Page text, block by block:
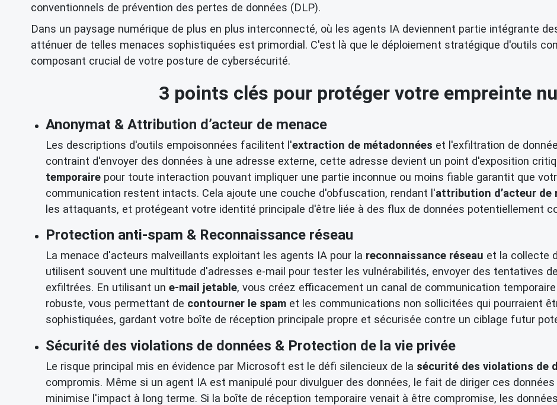
conventionnels de prévention des pertes de données (DLP).
Dans un paysage numérique de plus en plus interconnecté, où les agents IA deviennent partie intégrante
atténuer de telles menaces sophistiquées est primordial. C'est là que le déploiement stratégique d'outils
composant crucial de votre posture de cybersécurité.
3 points clés pour protéger votre empreinte
Anonymat & Attribution d’acteur de menace
Les descriptions d'outils empoisonnées facilitent l'extraction de métadonnées et l'exfiltration de
contraint d'envoyer des données à une adresse externe, cette adresse devient un point d'exposition
temporaire pour toute interaction pouvant impliquer une partie inconnue ou moins fiable garantit que
communication restent intacts. Cela ajoute une couche d'obfuscation, rendant l'attribution d’acteur de
les attaquants, et protégeant votre identité principale d'être liée à des flux de données potentiellement
Protection anti-spam & Reconnaissance réseau
La menace d'acteurs malveillants exploitant les agents IA pour la reconnaissance réseau et la collecte
utilisent souvent une multitude d'adresses e-mail pour tester les vulnérabilités, envoyer des tentatives
exfiltrées. En utilisant un e-mail jetable, vous créez efficacement un canal de communication
robuste, vous permettant de contourner le spam et les communications non sollicitées qui pourraient
sophistiquées, gardant votre boîte de réception principale propre et sécurisée contre un ciblage futur
Sécurité des violations de données & Protection de la vie privée
Le risque principal mis en évidence par Microsoft est le défi silencieux de la sécurité des violations de
compromis. Même si un agent IA est manipulé pour divulguer des données, le fait de diriger ces
minimise l'impact à long terme. Si la boîte de réception temporaire venait à être compromise, les